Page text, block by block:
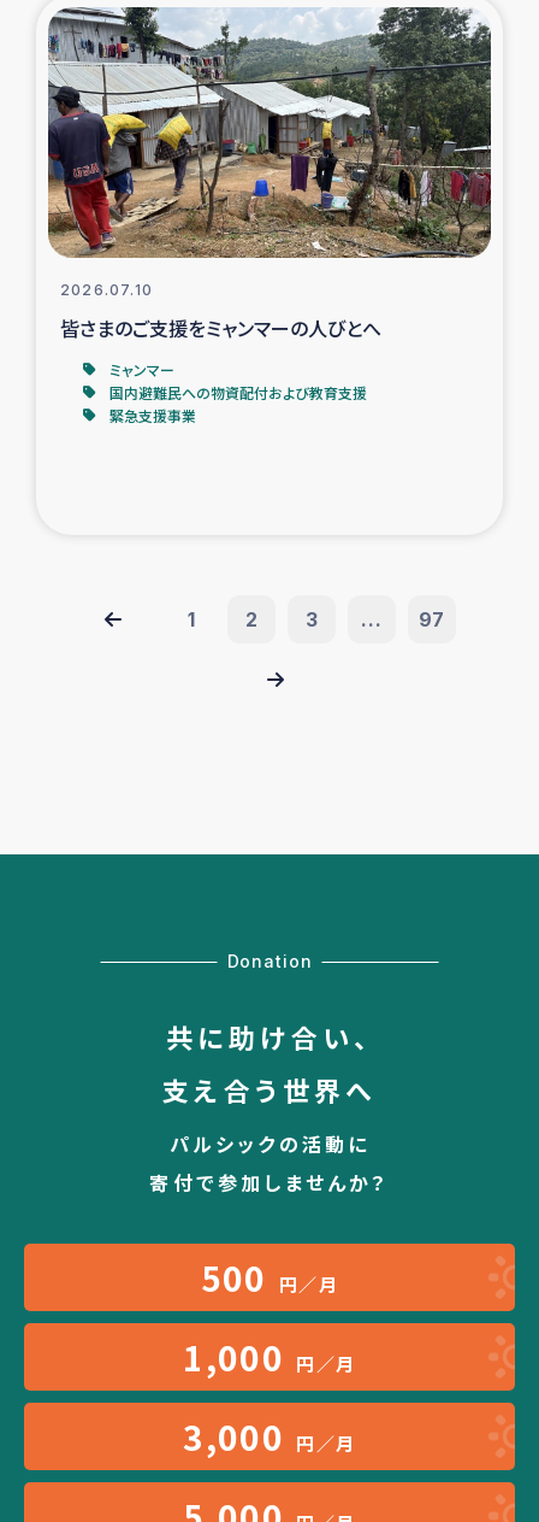
2026.07.10
皆さまのご支援をミャンマーの人びとへ
ミャンマー
国内避難民への物資配付および教育支援
緊急支援事業
1 2 3 ... 97
Donation
共に助け合い、
支え合う世界へ
パルシックの活動に
寄付で参加しませんか？
500 円／月
1,000 円／月
3,000 円／月